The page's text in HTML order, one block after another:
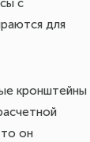
с
для
кронштейны
он